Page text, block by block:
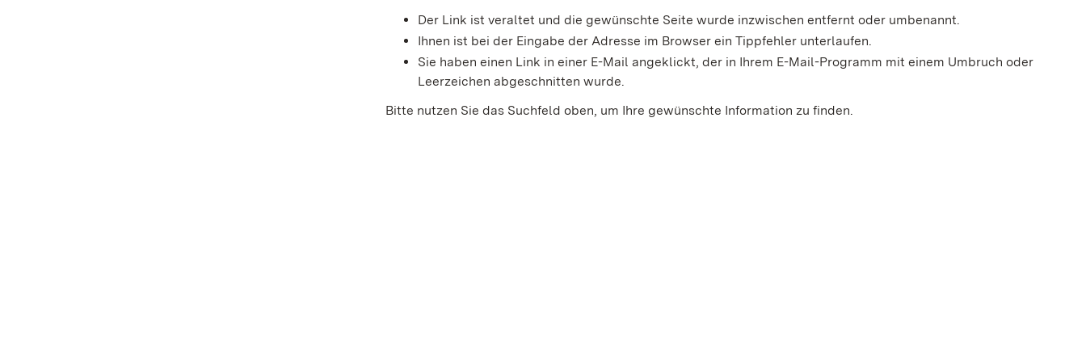
Der Link ist veraltet und die gewünschte Seite wurde inzwischen entfernt oder umbenannt.
Ihnen ist bei der Eingabe der Adresse im Browser ein Tippfehler unterlaufen.
Sie haben einen Link in einer E-Mail angeklickt, der in Ihrem E-Mail-Programm mit einem Umbruch oder
Leerzeichen abgeschnitten wurde.
Bitte nutzen Sie das Suchfeld oben, um Ihre gewünschte Information zu finden.